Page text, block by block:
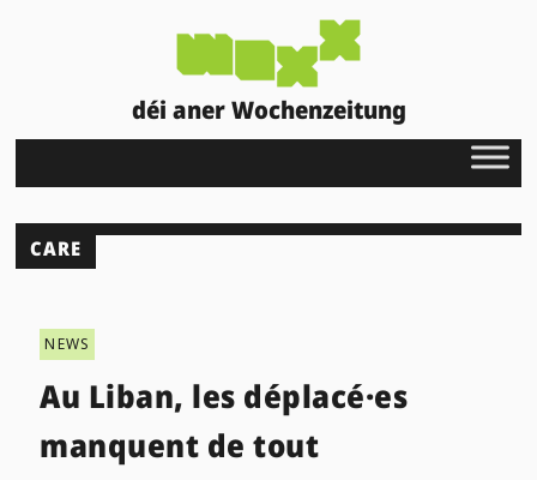
déi aner Wochenzeitung
CARE
NEWS
Au Liban, les déplacé·es
manquent de tout